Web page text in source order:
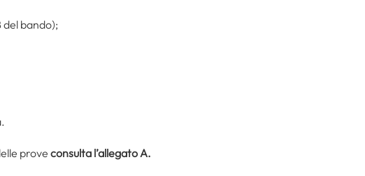
bando);
prove consulta l’allegato A.